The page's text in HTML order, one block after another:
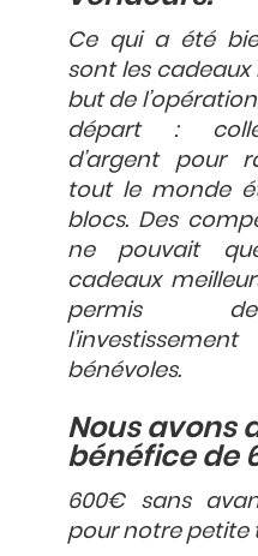
Ce qui a été
sont les cadeaux
but de
départ :
d’argent pour
tout le monde
blocs. Des
ne pouvait
cadeaux
permis de
bénévoles.
Nous avons
bénéfice de
600€ sans
pour notre petite